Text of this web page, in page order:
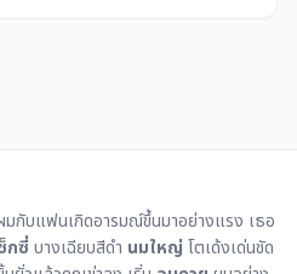
กับแฟนเกิดอารมณ์ขึ้นมาอย่างแรง เธอ
กซี่ บางเฉียบสีดำ นมใหญ่ โตเด้งเด่นชัด